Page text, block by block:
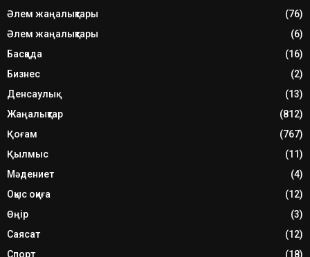
Әлем жаңалықтары
(76)
Әлем жаңалықтары
(6)
Басқада
(16)
Бизнес
(2)
Денсаулық
(13)
Жаңалықтар
(812)
Қоғам
(767)
Қылмыс
(11)
Мәдениет
(4)
Оқыс оқиға
(12)
Өңір
(3)
Саясат
(12)
Спорт
(18)